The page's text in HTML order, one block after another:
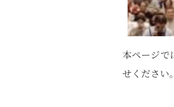
本ページで
せください。